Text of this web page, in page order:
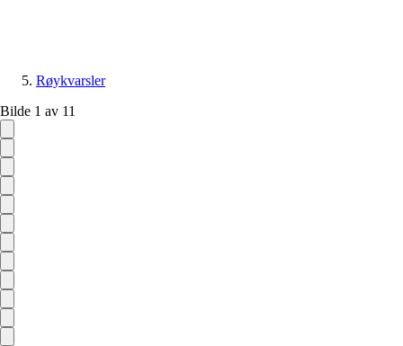
Røykvarsler
Bilde 1 av 11